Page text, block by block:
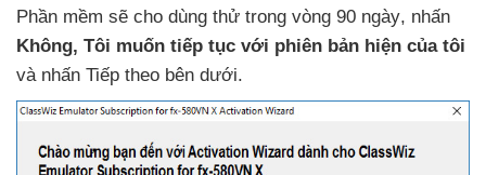
Phần mềm sẽ cho dùng thử trong vòng 90 ngày, nhấn
Không, Tôi muốn tiếp tục với phiên bản hiện của tôi
và nhấn Tiếp theo bên dưới.